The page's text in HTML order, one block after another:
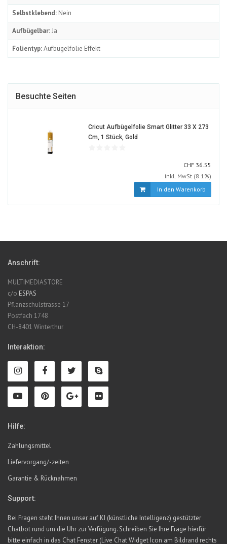
Selbstklebend: Nein
Aufbügelbar:Ja
Folientyp:Aufbügelfolie Effekt
Besuchte Seiten
Cricut Aufbügelfolie Smart Glitter 33 X 273
Cm, 1 Stück, Gold
CHF CHF
36.55
inkl. MwSt (8.1%)
In den Warenkorb
Anschrift:
MULTIMEDIASTORE
c/o ESPAS
Pflanzschulstrasse 17
Postfach 1748
CH-8401 Winterthur
Interaktion:
Hilfe:
Zahlungsmittel
Liefervorgang/-zeiten
Garantie & Rücknahmen
Support:
Bei Fragen steht Ihnen unser auf KI (künstliche Intelligenz) gestützter
Chatbot rund um die Uhr zur Verfügung. Schreiben Sie Ihre Frage hierfür
bitte einfach in das Chat Fenster (Live Chat Widget Icon am Bildrand rechts